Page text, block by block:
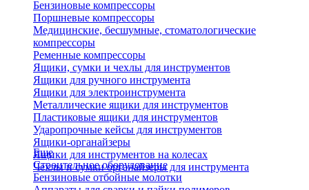
Бензиновые компрессоры
Поршневые компрессоры
Медицинские, бесшумные, стоматологические
компрессоры
Ременные компрессоры
Ящики, сумки и чехлы для инструментов
Ящики для ручного инструмента
Ящики для электроинструмента
Металлические ящики для инструментов
Пластиковые ящики для инструментов
Ударопрочные кейсы для инструментов
Ящики-органайзеры
Ящики для инструментов на колесах
Чехлы и сумки органайзеры для инструмента
Еще
Строительное оборудование
Бензиновые отбойные молотки